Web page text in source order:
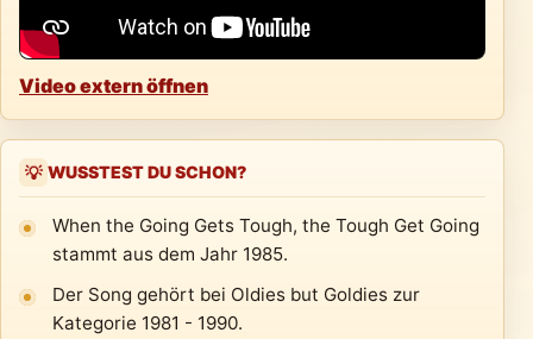
Video extern öffnen
💡 WUSSTEST DU SCHON?
When the Going Gets Tough, the Tough Get Going
stammt aus dem Jahr 1985.
Der Song gehört bei Oldies but Goldies zur
Kategorie 1981 - 1990.